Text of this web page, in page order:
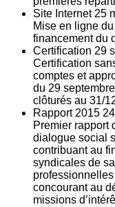
Site Internet 25
Mise en ligne
financement du
Certification 29
Certification
comptes et
du 29
clôturés au 31/
Rapport 2015 24
Premier rapport
dialogue social
contribuant au
syndicales de
concourant au
missions